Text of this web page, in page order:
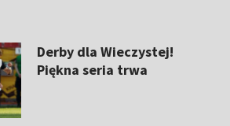
Derby dla Wieczystej!
Piękna seria trwa